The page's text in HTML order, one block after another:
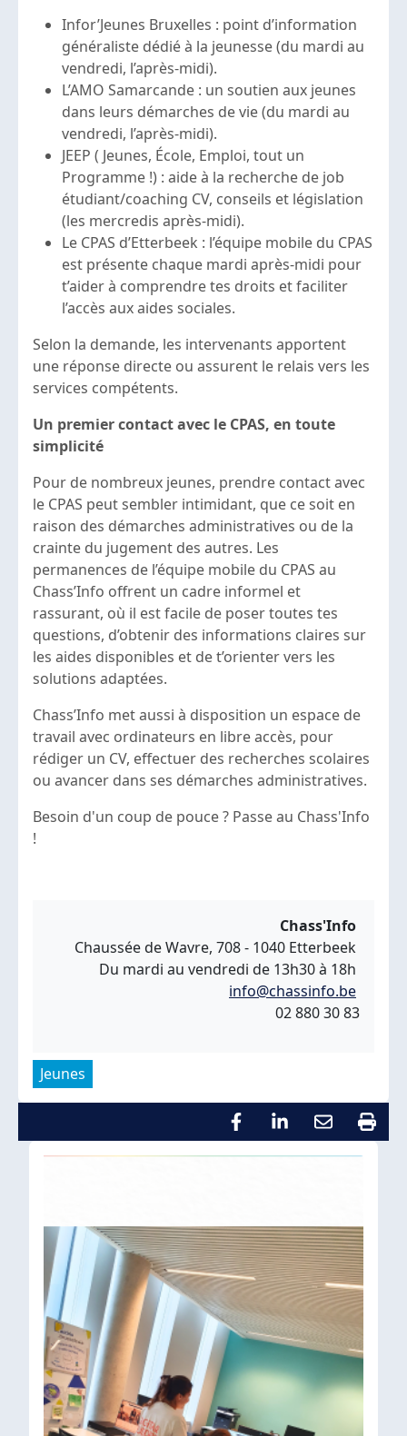
Infor’Jeunes Bruxelles : point d’information
généraliste dédié à la jeunesse (du mardi au
vendredi, l’après-midi).
L’AMO Samarcande : un soutien aux jeunes
dans leurs démarches de vie (du mardi au
vendredi, l’après-midi).
JEEP ( Jeunes, École, Emploi, tout un
Programme !) : aide à la recherche de job
étudiant/coaching CV, conseils et législation
(les mercredis après-midi).
Le CPAS d’Etterbeek : l’équipe mobile du CPAS
est présente chaque mardi après-midi pour
t’aider à comprendre tes droits et faciliter
l’accès aux aides sociales.
Selon la demande, les intervenants apportent
une réponse directe ou assurent le relais vers les
services compétents.
Un premier contact avec le CPAS, en toute
simplicité
Pour de nombreux jeunes, prendre contact avec
le CPAS peut sembler intimidant, que ce soit en
raison des démarches administratives ou de la
crainte du jugement des autres. Les
permanences de l’équipe mobile du CPAS au
Chass’Info offrent un cadre informel et
rassurant, où il est facile de poser toutes tes
questions, d’obtenir des informations claires sur
les aides disponibles et de t’orienter vers les
solutions adaptées.
Chass’Info met aussi à disposition un espace de
travail avec ordinateurs en libre accès, pour
rédiger un CV, effectuer des recherches scolaires
ou avancer dans ses démarches administratives.
Besoin d'un coup de pouce ? Passe au Chass'Info
!
Chass'Info
Chaussée de Wavre, 708 - 1040 Etterbeek
Du mardi au vendredi de 13h30 à 18h
info@chassinfo.be
02 880 30 83
Jeunes